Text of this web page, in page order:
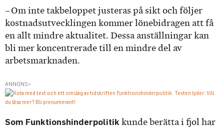
– Om inte takbeloppet justeras på sikt och följer
kostnadsutvecklingen kommer lönebidragen att få
en allt mindre aktualitet. Dessa anställningar kan
bli mer koncentrerade till en mindre del av
arbetsmarknaden.
ANNONS>
Som Funktionshinderpolitik kunde berätta i fjol har